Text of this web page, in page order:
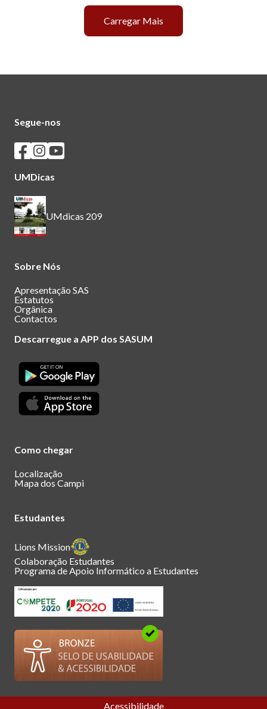
Carregar Mais
Segue-nos
Seguir os SASUM no Facebook
Seguir os SASUM no Instagram
Seguir os SASUM no Youtube
UMDicas
UMdicas 209
Sobre Nós
Apresentação SAS
Estatutos
Orgânica
Contactos
Descarregue a APP dos SASUM
Como chegar
Localização
Mapa dos Campi
Estudantes
Lions Mission
Colaboração Estudantes
Programa de Apoio Informático a Estudantes
Acessibilidade